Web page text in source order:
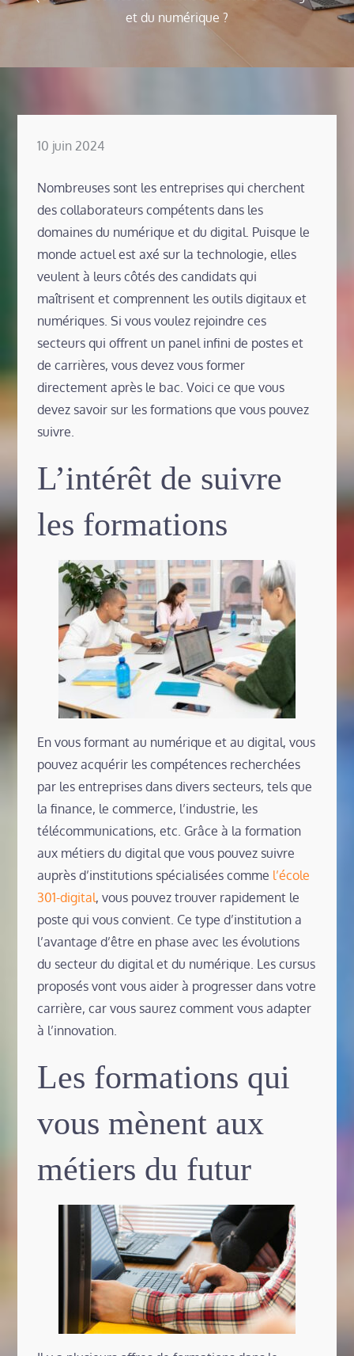
et du numérique ?
Posted
10 juin 2024
Nombreuses sont les entreprises qui cherchent
des collaborateurs compétents dans les
domaines du numérique et du digital. Puisque le
monde actuel est axé sur la technologie, elles
veulent à leurs côtés des candidats qui
maîtrisent et comprennent les outils digitaux et
numériques. Si vous voulez rejoindre ces
secteurs qui offrent un panel infini de postes et
de carrières, vous devez vous former
directement après le bac. Voici ce que vous
devez savoir sur les formations que vous pouvez
suivre.
L’intérêt de suivre
les formations
En vous formant au numérique et au digital, vous
pouvez acquérir les compétences recherchées
par les entreprises dans divers secteurs, tels que
la finance, le commerce, l’industrie, les
télécommunications, etc. Grâce à la formation
aux métiers du digital que vous pouvez suivre
auprès d’institutions spécialisées comme l’école
301-digital, vous pouvez trouver rapidement le
poste qui vous convient. Ce type d’institution a
l’avantage d’être en phase avec les évolutions
du secteur du digital et du numérique. Les cursus
proposés vont vous aider à progresser dans votre
carrière, car vous saurez comment vous adapter
à l’innovation.
Les formations qui
vous mènent aux
métiers du futur